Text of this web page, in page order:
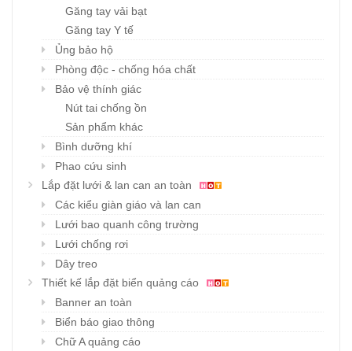
Găng tay vải bạt
Găng tay Y tế
Ủng bảo hộ
Phòng độc - chống hóa chất
Bảo vệ thính giác
Nút tai chống ồn
Sản phẩm khác
Bình dưỡng khí
Phao cứu sinh
Lắp đặt lưới & lan can an toàn
Các kiểu giàn giáo và lan can
Lưới bao quanh công trường
Lưới chống rơi
Dây treo
Thiết kế lắp đặt biển quảng cáo
Banner an toàn
Biển báo giao thông
Chữ A quảng cáo